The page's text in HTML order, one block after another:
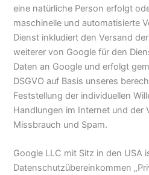
eine natürliche Person erfolgt
maschinelle und automatisierte
Dienst inkludiert den Versand
weiterer von Google für den
Daten an Google und erfolgt
DSGVO auf Basis unseres
Feststellung der individuellen
Handlungen im Internet und der
Missbrauch und Spam.
Google LLC mit Sitz in den USA
Datenschutzübereinkommen